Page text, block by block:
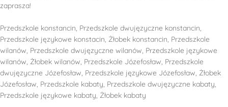
zaprasza!
Przedszkole konstancin, Przedszkole dwujęzyczne konstancin,
Przedszkole językowe konstacin, Żłobek konstancin, Przedszkole
wilanów, Przedszkole dwujęzyczne wilanów, Przedszkole językowe
wilanów, Żłobek wilanów, Przedszkole Józefosław, Przedszkole
dwujęzyczne Józefosław, Przedszkole językowe Józefosław, Żłobek
Józefosław, Przedszkole kabaty, Przedszkole dwujęzyczne kabaty,
Przedszkole językowe kabaty, Żłobek kabaty